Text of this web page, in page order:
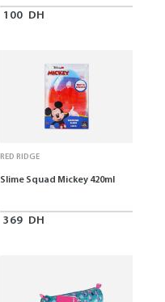
100 DH
RED RIDGE
Slime Squad Mickey 420ml
369 DH